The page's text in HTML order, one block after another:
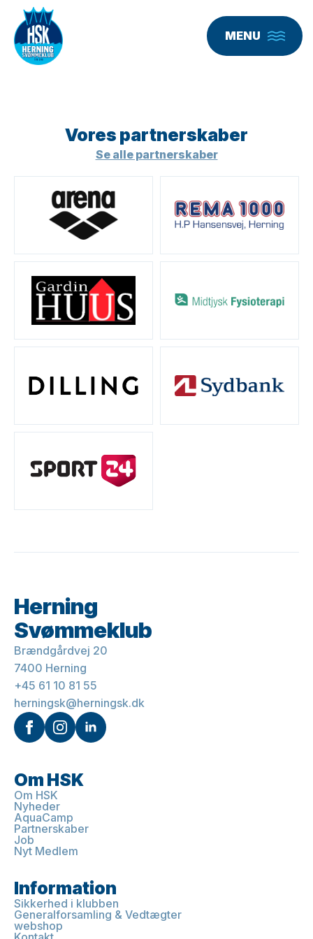
MENU
Vores partner­skaber
Se alle partnerskaber
Herning
Svømmeklub
Brændgårdvej 20
7400 Herning
+45 61 10 81 55
herningsk@herningsk.dk
Om HSK
Om HSK
Nyheder
AquaCamp
Partnerskaber
Job
Nyt Medlem
Information
Sikkerhed i klubben
Generalforsamling & Vedtægter
webshop